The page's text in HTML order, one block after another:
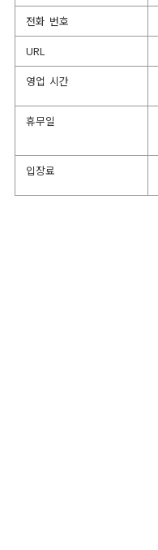
전화 번호
URL
영업 시간
휴무일
입장료